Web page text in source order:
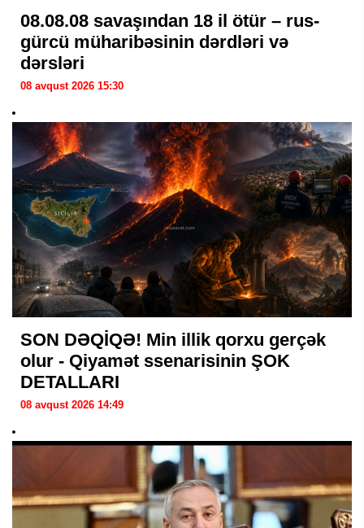
08.08.08 savaşından 18 il ötür – rus-
gürcü müharibəsinin dərdləri və
dərsləri
08 avqust 2026 15:30
SON DƏQİQƏ! Min illik qorxu gerçək
olur - Qiyamət ssenarisinin ŞOK
DETALLARI
08 avqust 2026 14:49